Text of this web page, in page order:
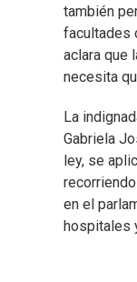
también
facultades
aclara que
necesita
La
Gabriela
ley, se
en el
hospitales